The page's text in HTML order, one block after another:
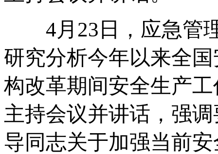
4月23日，应急管理
研究分析今年以来全
构改革期间安全生产
主持会议并讲话，强
导同志关于加强当前